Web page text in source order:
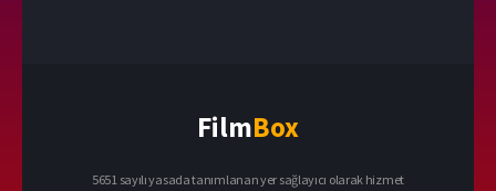
FilmBox
5651 sayılı yasada tanımlanan yer sağlayıcı olarak hizmet